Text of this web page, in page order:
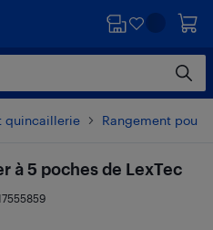
quincaillerie Rangement pour
à 5 poches de LexTec